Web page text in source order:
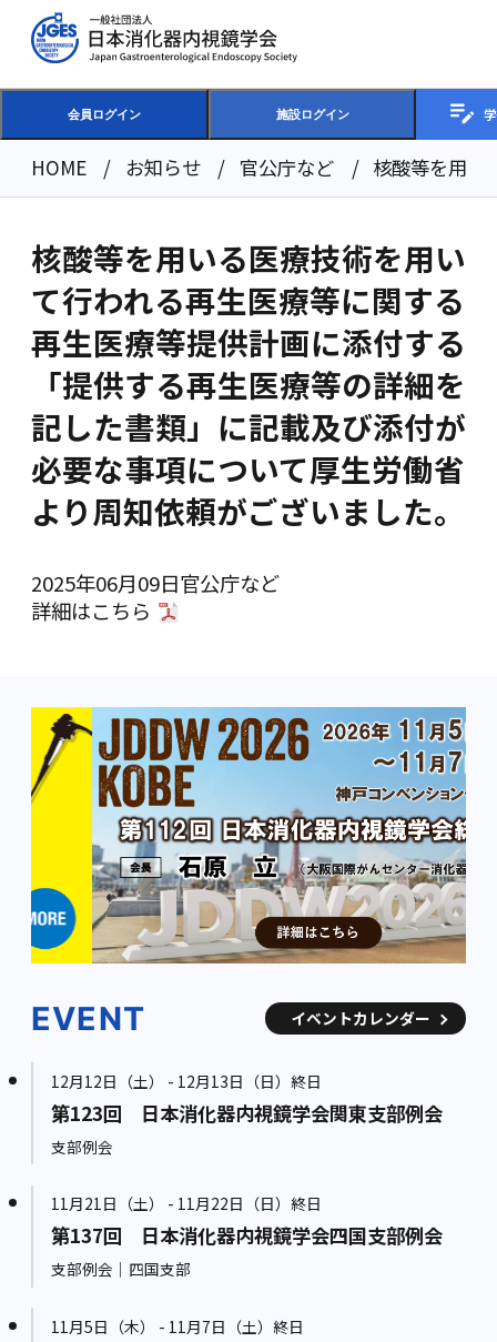
会員ログイン 施設ログイン
HOME お知らせ 官公庁など 核酸等を用い
2025年06月09日官公庁など
核酸等を用いる医療技術を用い
て行われる再生医療等に関する
再生医療等提供計画に添付する
「提供する再生医療等の詳細を
記した書類」に記載及び添付が
必要な事項について厚生労働省
より周知依頼がございました。
詳細はこちら
EVENT イベントカレンダー
12月12日（土） - 12月13日（日）終日
第123回 日本消化器内視鏡学会関東支部例会
支部例会
11月21日（土） - 11月22日（日）終日
第137回 日本消化器内視鏡学会四国支部例会
支部例会｜四国支部
11月5日（木） - 11月7日（土）終日